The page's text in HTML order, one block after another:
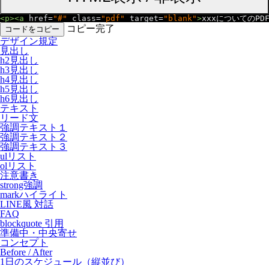
<p><a href="#" class="pdf" target="blank">xxxについての
コードをコピー
コピー完了
デザイン規定
見出し
h2見出し
h3見出し
h4見出し
h5見出し
h6見出し
テキスト
リード文
強調テキスト１
強調テキスト２
強調テキスト３
ulリスト
olリスト
注意書き
strong強調
markハイライト
LINE風 対話
FAQ
blockquote 引用
準備中・中央寄せ
コンセプト
Before / After
1日のスケジュール（縦並び）